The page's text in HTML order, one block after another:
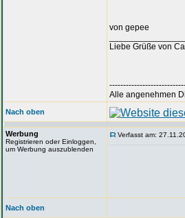
von gepee
Liebe Grüße von
Alle angenehmen
Nach oben
Werbung
Registrieren oder Einloggen,
um Werbung auszublenden
Verfasst am:
Nach oben